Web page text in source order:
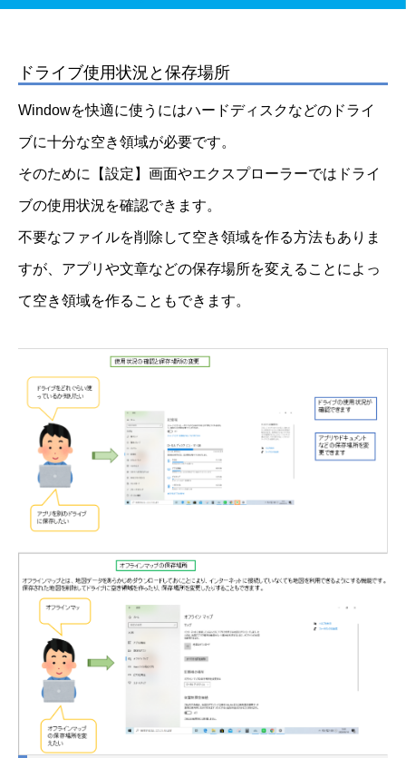
ドライブ使用状況と保存場所
Windowを快適に使うにはハードディスクなどのドライ
ブに十分な空き領域が必要です。
そのために【設定】画面やエクスプローラーではドライ
ブの使用状況を確認できます。
不要なファイルを削除して空き領域を作る方法もありま
すが、アプリや文章などの保存場所を変えることによっ
て空き領域を作ることもできます。